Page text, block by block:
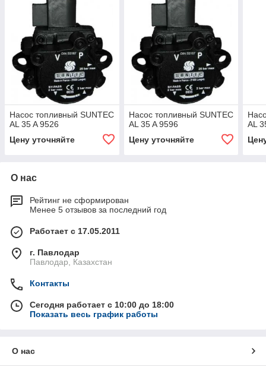
Насос топливный SUNTEC
AL 35 A 9526
Цену уточняйте
Насос топливный SUNTEC
AL 35 A 9596
Цену уточняйте
AL
О нас
Рейтинг не сформирован
Менее 5 отзывов за последний год
Работает с 17.05.2011
г. Павлодар
Павлодар, Казахстан
Контакты
Сегодня работает с 10:00 до 18:00
Показать весь график работы
О нас